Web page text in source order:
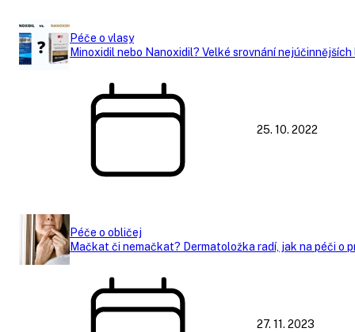
Péče o vlasy
Minoxidil nebo Nanoxidil? Velké srovnání
25. 10. 2022
Péče o obličej
Mačkat či nemačkat? Dermatoložka radí, jak na péči o
27. 11. 2023